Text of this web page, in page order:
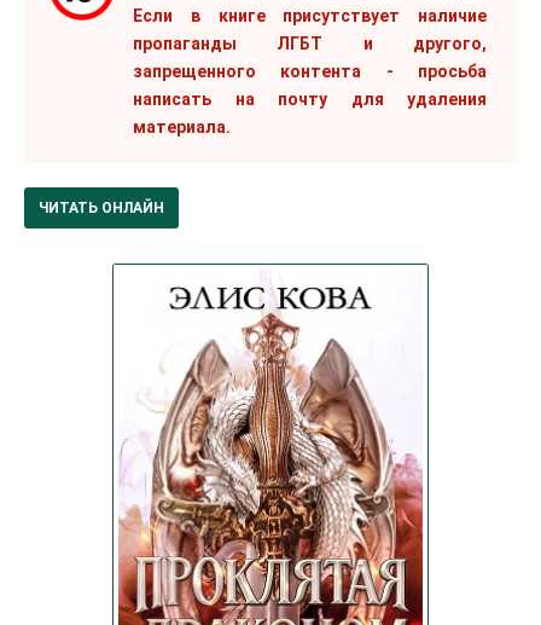
Если в книге присутствует наличие
пропаганды ЛГБТ и другого,
запрещенного контента - просьба
написать на почту для удаления
материала.
ЧИТАТЬ ОНЛАЙН